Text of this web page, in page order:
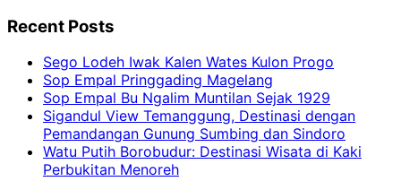
Recent Posts
Sego Lodeh Iwak Kalen Wates Kulon Progo
Sop Empal Pringgading Magelang
Sop Empal Bu Ngalim Muntilan Sejak 1929
Sigandul View Temanggung, Destinasi dengan
Pemandangan Gunung Sumbing dan Sindoro
Watu Putih Borobudur: Destinasi Wisata di Kaki
Perbukitan Menoreh